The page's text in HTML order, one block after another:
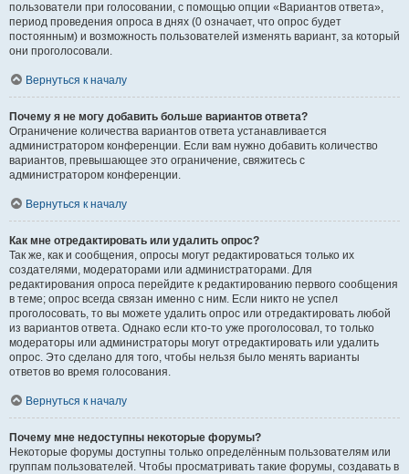
пользователи при голосовании, с помощью опции «Вариантов ответа»,
период проведения опроса в днях (0 означает, что опрос будет
постоянным) и возможность пользователей изменять вариант, за который
они проголосовали.
Вернуться к началу
Почему я не могу добавить больше вариантов ответа?
Ограничение количества вариантов ответа устанавливается
администратором конференции. Если вам нужно добавить количество
вариантов, превышающее это ограничение, свяжитесь с
администратором конференции.
Вернуться к началу
Как мне отредактировать или удалить опрос?
Так же, как и сообщения, опросы могут редактироваться только их
создателями, модераторами или администраторами. Для
редактирования опроса перейдите к редактированию первого сообщения
в теме; опрос всегда связан именно с ним. Если никто не успел
проголосовать, то вы можете удалить опрос или отредактировать любой
из вариантов ответа. Однако если кто-то уже проголосовал, то только
модераторы или администраторы могут отредактировать или удалить
опрос. Это сделано для того, чтобы нельзя было менять варианты
ответов во время голосования.
Вернуться к началу
Почему мне недоступны некоторые форумы?
Некоторые форумы доступны только определённым пользователям или
группам пользователей. Чтобы просматривать такие форумы, создавать в